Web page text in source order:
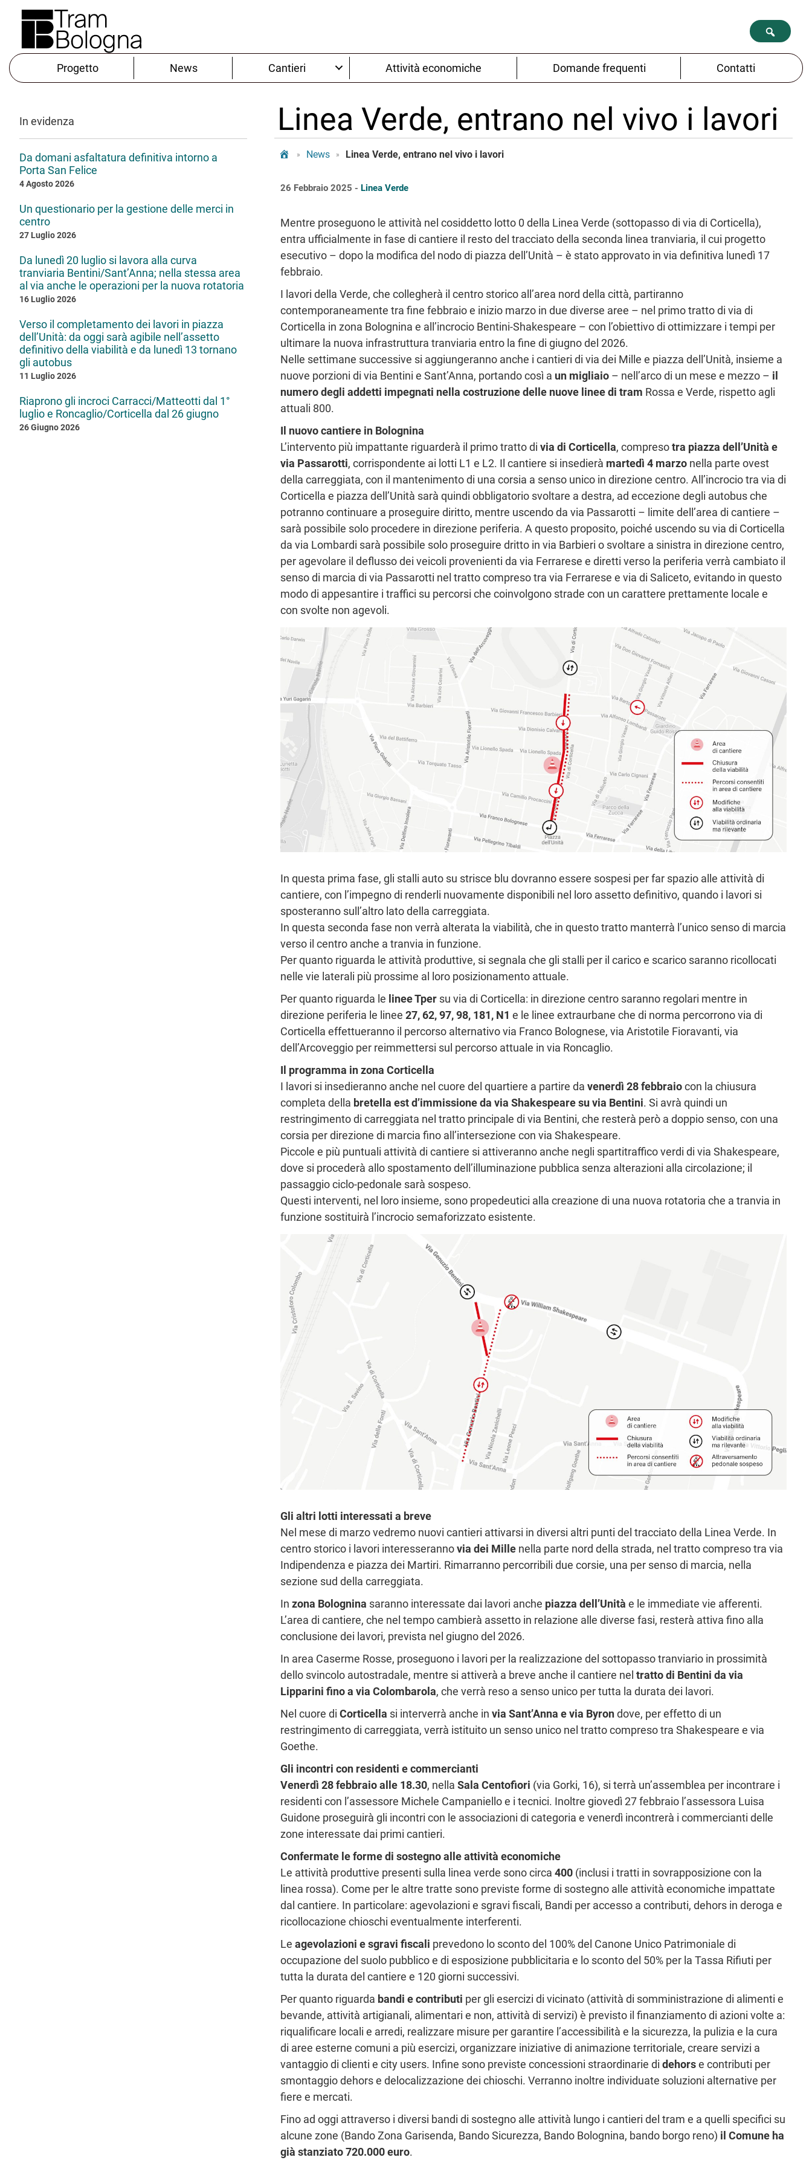
Progetto News Cantieri Attività economiche Domande frequenti Contatti
In evidenza
Da domani asfaltatura definitiva intorno a
Porta San Felice
4 Agosto 2026
Un questionario per la gestione delle merci in
centro
27 Luglio 2026
Da lunedì 20 luglio si lavora alla curva
tranviaria Bentini/Sant’Anna; nella stessa area
al via anche le operazioni per la nuova rotatoria
16 Luglio 2026
Verso il completamento dei lavori in piazza
dell’Unità: da oggi sarà agibile nell’assetto
definitivo della viabilità e da lunedì 13 tornano
gli autobus
11 Luglio 2026
Riaprono gli incroci Carracci/Matteotti dal 1°
luglio e Roncaglio/Corticella dal 26 giugno
26 Giugno 2026
Linea Verde, entrano nel vivo i lavori
Tram Bologna
» News » Linea Verde, entrano nel vivo i lavori
26 Febbraio 2025 - Linea Verde
Mentre proseguono le attività nel cosiddetto lotto 0 della Linea Verde (sottopasso di via di Corticella),
entra ufficialmente in fase di cantiere il resto del tracciato della seconda linea tranviaria, il cui progetto
esecutivo – dopo la modifica del nodo di piazza dell’Unità – è stato approvato in via definitiva lunedì 17
febbraio.
I lavori della Verde, che collegherà il centro storico all’area nord della città, partiranno
contemporaneamente tra fine febbraio e inizio marzo in due diverse aree – nel primo tratto di via di
Corticella in zona Bolognina e all’incrocio Bentini-Shakespeare – con l’obiettivo di ottimizzare i tempi per
ultimare la nuova infrastruttura tranviaria entro la fine di giugno del 2026.
Nelle settimane successive si aggiungeranno anche i cantieri di via dei Mille e piazza dell’Unità, insieme a
nuove porzioni di via Bentini e Sant’Anna, portando così a un migliaio – nell’arco di un mese e mezzo – il
numero degli addetti impegnati nella costruzione delle nuove linee di tram Rossa e Verde, rispetto agli
attuali 800.
Il nuovo cantiere in Bolognina
L’intervento più impattante riguarderà il primo tratto divia di Corticella, compresotra piazza dell’Unità e
via Passarotti, corrispondente ai lotti L1 e L2. Il cantiere si insedierà martedì 4 marzo nella parte ovest
della carreggiata, con il mantenimento di una corsia a senso unico in direzione centro. All’incrocio tra via di
Corticella e piazza dell’Unità sarà quindi obbligatorio svoltare a destra, ad eccezione degli autobus che
potranno continuare a proseguire diritto, mentre uscendo da via Passarotti – limite dell’area di cantiere –
sarà possibile solo procedere in direzione periferia. A questo proposito, poiché uscendo su via di Corticella
da via Lombardi sarà possibile solo proseguire dritto in via Barbieri o svoltare a sinistra in direzione centro,
per agevolare il deflusso dei veicoli provenienti da via Ferrarese e diretti verso la periferia verrà cambiato il
senso di marcia di via Passarotti nel tratto compreso tra via Ferrarese e via di Saliceto, evitando in questo
modo di appesantire i traffici su percorsi che coinvolgono strade con un carattere prettamente locale e
con svolte non agevoli.
In questa prima fase, gli stalli auto su strisce blu dovranno essere sospesi per far spazio alle attività di
cantiere, con l’impegno di renderli nuovamente disponibili nel loro assetto definitivo, quando i lavori si
sposteranno sull’altro lato della carreggiata.
In questa seconda fase non verrà alterata la viabilità, che in questo tratto manterrà l’unico senso di marcia
verso il centro anche a tranvia in funzione.
Per quanto riguarda le attività produttive, si segnala che gli stalli per il carico e scarico saranno ricollocati
nelle vie laterali più prossime al loro posizionamento attuale.
Per quanto riguarda le linee Tper su via di Corticella: in direzione centro saranno regolari mentre in
direzione periferia le linee27, 62, 97, 98, 181, N1 e le linee extraurbane che di norma percorrono via di
Corticella effettueranno il percorso alternativo via Franco Bolognese, via Aristotile Fioravanti, via
dell’Arcoveggio per reimmettersi sul percorso attuale in via Roncaglio.
Il programma in zona Corticella
I lavori si insedieranno anche nel cuore del quartiere a partire da venerdì 28 febbraiocon la chiusura
completa della bretella est d’immissione da via Shakespeare su via Bentini. Si avrà quindi un
restringimento di carreggiata nel tratto principale di via Bentini, che resterà però a doppio senso, con una
corsia per direzione di marcia fino all’intersezione con via Shakespeare.
Piccole e più puntuali attività di cantiere si attiveranno anche negli spartitraffico verdi di via Shakespeare,
dove si procederà allo spostamento dell’illuminazione pubblica senza alterazioni alla circolazione; il
passaggio ciclo-pedonale sarà sospeso.
Questi interventi, nel loro insieme, sono propedeutici alla creazione di una nuova rotatoria che a tranvia in
funzione sostituirà l’incrocio semaforizzato esistente.
Gli altri lotti interessati a breve
Nel mese di marzo vedremo nuovi cantieri attivarsi in diversi altri punti del tracciato della Linea Verde. In
centro storico i lavori interesserannovia dei Mille nella parte nord della strada, nel tratto compreso tra via
Indipendenza e piazza dei Martiri. Rimarranno percorribili due corsie, una per senso di marcia, nella
sezione sud della carreggiata.
Inzona Bolognina saranno interessate dai lavori anche piazza dell’Unità e le immediate vie afferenti.
L’area di cantiere, che nel tempo cambierà assetto in relazione alle diverse fasi, resterà attiva fino alla
conclusione dei lavori, prevista nel giugno del 2026.
In area Caserme Rosse, proseguono i lavori per la realizzazione del sottopasso tranviario in prossimità
dello svincolo autostradale, mentre si attiverà a breve anche il cantiere neltratto di Bentini da via
Lipparini fino a via Colombarola, che verrà reso a senso unico per tutta la durata dei lavori.
Nel cuore diCorticella si interverrà anche in via Sant’Anna e via Byrondove, per effetto di un
restringimento di carreggiata, verrà istituito un senso unico nel tratto compreso tra Shakespeare e via
Goethe.
Gli incontri con residenti e commercianti
Venerdì 28 febbraio alle 18.30, nella Sala Centofiori (via Gorki, 16), si terrà un’assemblea per incontrare i
residenti con l’assessore Michele Campaniello e i tecnici. Inoltre giovedì 27 febbraio l’assessora Luisa
Guidone proseguirà gli incontri con le associazioni di categoria e venerdì incontrerà i commercianti delle
zone interessate dai primi cantieri.
Confermate le forme di sostegno alle attività economiche
Le attività produttive presenti sulla linea verde sono circa400 (inclusi i tratti in sovrapposizione con la
linea rossa). Come per le altre tratte sono previste forme di sostegno alle attività economiche impattate
dal cantiere. In particolare: agevolazioni e sgravi fiscali, Bandi per accesso a contributi, dehors in deroga e
ricollocazione chioschi eventualmente interferenti.
Leagevolazioni e sgravi fiscali prevedono lo sconto del 100% del Canone Unico Patrimoniale di
occupazione del suolo pubblico e di esposizione pubblicitaria e lo sconto del 50% per la Tassa Rifiuti per
tutta la durata del cantiere e 120 giorni successivi.
Per quanto riguarda bandi e contributi per gli esercizi di vicinato (attività di somministrazione di alimenti e
bevande, attività artigianali, alimentari e non, attività di servizi) è previsto il finanziamento di azioni volte a:
riqualificare locali e arredi, realizzare misure per garantire l’accessibilità e la sicurezza, la pulizia e la cura
di aree esterne comuni a più esercizi, organizzare iniziative di animazione territoriale, creare servizi a
vantaggio di clienti e city users. Infine sono previste concessioni straordinarie didehorse contributi per
smontaggio dehors e delocalizzazione dei chioschi. Verranno inoltre individuate soluzioni alternative per
fiere e mercati.
Fino ad oggi attraverso i diversi bandi di sostegno alle attività lungo i cantieri del tram e a quelli specifici su
alcune zone (Bando Zona Garisenda, Bando Sicurezza, Bando Bolognina, bando borgo reno) il Comune ha
già stanziato 720.000 euro.